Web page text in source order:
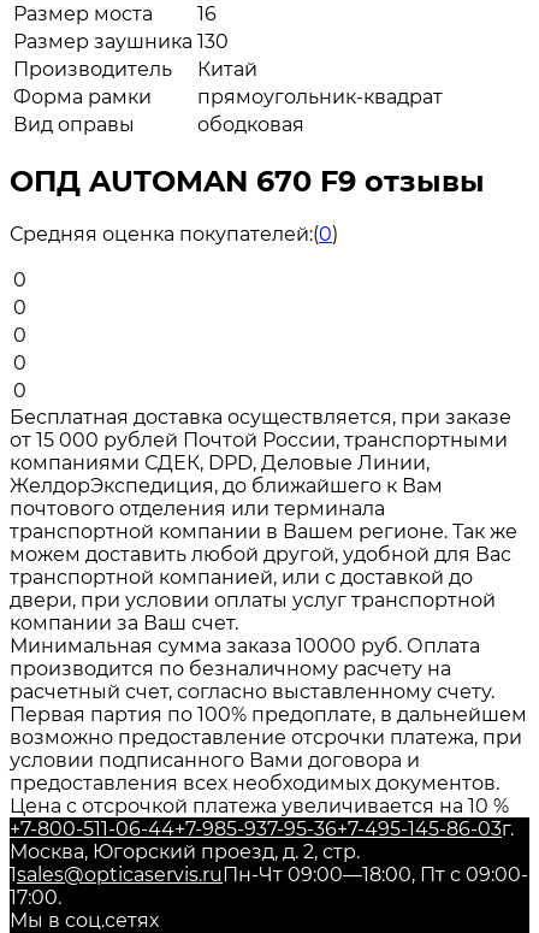
Размер моста
16
Размер заушника 130
Производитель
Китай
Форма рамки
прямоугольник-квадрат
Вид оправы
ободковая
ОПД AUTOMAN 670 F9 отзывы
Средняя оценка покупателей:(0)
0
0
0
0
0
Бесплатная доставка осуществляется, при заказе
от 15 000 рублей Почтой России, транспортными
компаниями СДЕК, DPD, Деловые Линии,
ЖелдорЭкспедиция, до ближайшего к Вам
почтового отделения или терминала
транспортной компании в Вашем регионе. Так же
можем доставить любой другой, удобной для Вас
транспортной компанией, или с доставкой до
двери, при условии оплаты услуг транспортной
компании за Ваш счет.
Минимальная сумма заказа 10000 руб. Оплата
производится по безналичному расчету на
расчетный счет, согласно выставленному счету.
Первая партия по 100% предоплате, в дальнейшем
возможно предоставление отсрочки платежа, при
условии подписанного Вами договора и
предоставления всех необходимых документов.
Цена с отсрочкой платежа увеличивается на 10 %
+7-800-511-06-44+7-985-937-95-36+7-495-145-86-03г.
Москва, Югорский проезд, д. 2, стр.
1sales@opticaservis.ruПн-Чт 09:00—18:00, Пт с 09:00-
17:00.
Мы в соц.сетях